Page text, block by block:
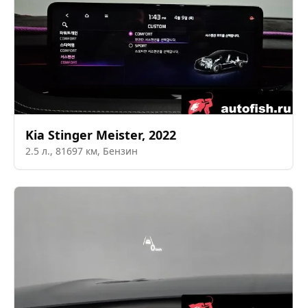
Kia Stinger Meister, 2022
2.5 л., 81697 км, Бензин